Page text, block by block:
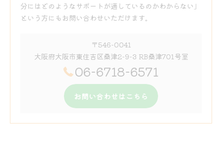
分にはどのようなサポートが適しているのかわからない」
という方にもお問い合わせいただけます。
〒546-0041
大阪府大阪市東住吉区桑津2-9-3 RB桑津701号室
06-6718-6571
お問い合わせはこちら